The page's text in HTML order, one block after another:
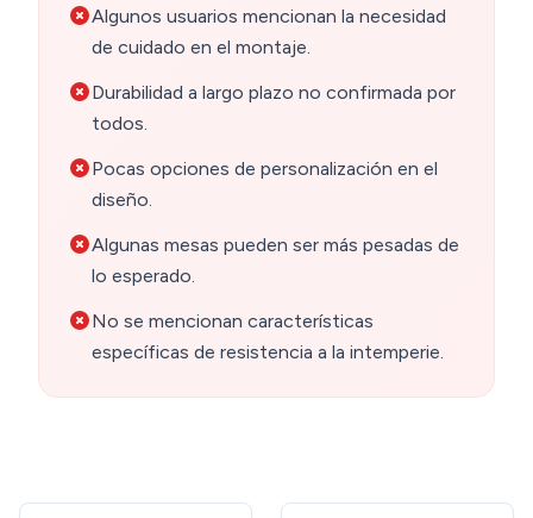
Algunos usuarios mencionan la necesidad
de cuidado en el montaje.
Durabilidad a largo plazo no confirmada por
todos.
Pocas opciones de personalización en el
diseño.
Algunas mesas pueden ser más pesadas de
lo esperado.
No se mencionan características
específicas de resistencia a la intemperie.